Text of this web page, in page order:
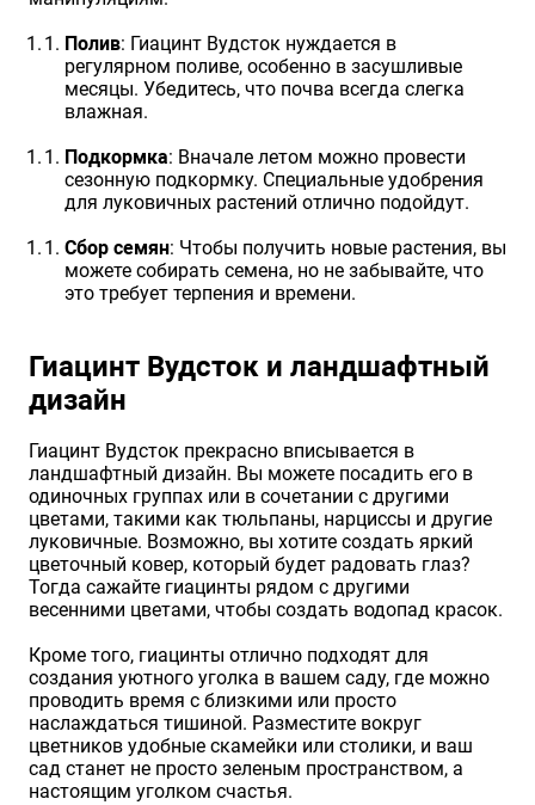
Полив: Гиацинт Вудсток нуждается в
регулярном поливе, особенно в засушливые
месяцы. Убедитесь, что почва всегда слегка
влажная.
Подкормка: Вначале летом можно провести
сезонную подкормку. Специальные удобрения
для луковичных растений отлично подойдут.
Сбор семян: Чтобы получить новые растения, вы
можете собирать семена, но не забывайте, что
это требует терпения и времени.
Гиацинт Вудсток и ландшафтный
дизайн
Гиацинт Вудсток прекрасно вписывается в
ландшафтный дизайн. Вы можете посадить его в
одиночных группах или в сочетании с другими
цветами, такими как тюльпаны, нарциссы и другие
луковичные. Возможно, вы хотите создать яркий
цветочный ковер, который будет радовать глаз?
Тогда сажайте гиацинты рядом с другими
весенними цветами, чтобы создать водопад красок.
Кроме того, гиацинты отлично подходят для
создания уютного уголка в вашем саду, где можно
проводить время с близкими или просто
наслаждаться тишиной. Разместите вокруг
цветников удобные скамейки или столики, и ваш
сад станет не просто зеленым пространством, а
настоящим уголком счастья.